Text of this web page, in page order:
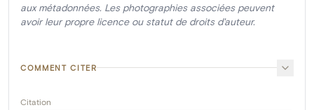
aux métadonnées. Les photographies associées peuvent
avoir leur propre licence ou statut de droits d'auteur.
COMMENT CITER
Citation